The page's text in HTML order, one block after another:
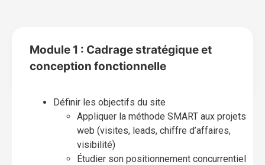
Module 1 : Cadrage stratégique et
conception fonctionnelle
Définir les objectifs du site
Appliquer la méthode SMART aux projets
web (visites, leads, chiffre d’affaires,
visibilité)
Étudier son positionnement concurrentiel